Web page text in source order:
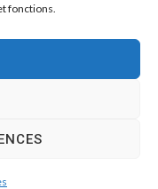
fonctions.